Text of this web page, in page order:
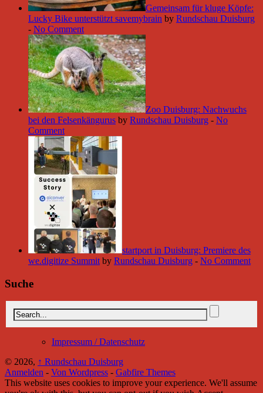
Gemeinsam für kluge Köpfe:
Lucky Bike unterstützt savemybrain by Rundschau Duisburg
- No Comment
Zoo Duisburg: Nachwuchs
bei den Felsenkängurus by Rundschau Duisburg - No
Comment
startport in Duisburg: Premiere des
we.digitize Summit by Rundschau Duisburg - No Comment
Suche
Impressum / Datenschutz
© 2026, ↑ Rundschau Duisburg
Anmelden - Von Wordpress - Gabfire Themes
This website uses cookies to improve your experience. We'll assume